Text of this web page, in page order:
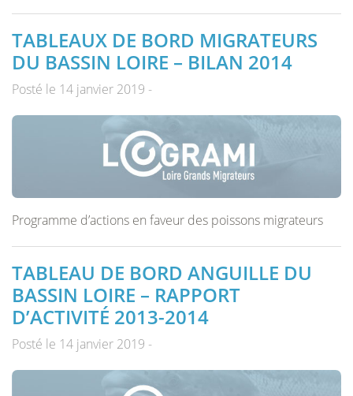
TABLEAUX DE BORD MIGRATEURS
DU BASSIN LOIRE – BILAN 2014
Posté le 14 janvier 2019 -
Programme d’actions en faveur des poissons migrateurs
TABLEAU DE BORD ANGUILLE DU
BASSIN LOIRE – RAPPORT
D’ACTIVITÉ 2013-2014
Posté le 14 janvier 2019 -